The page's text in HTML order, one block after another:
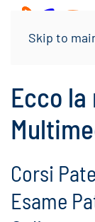
Skip to
Ecco
Corsi
Esame